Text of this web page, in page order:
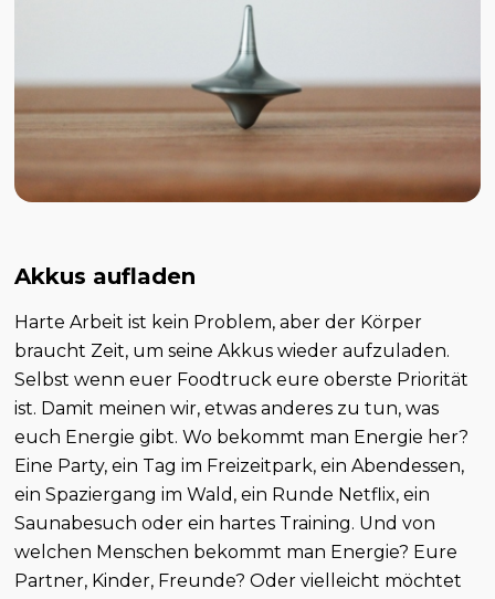
Akkus aufladen
Harte Arbeit ist kein Problem, aber der Körper
braucht Zeit, um seine Akkus wieder aufzuladen.
Selbst wenn euer Foodtruck eure oberste Priorität
ist. Damit meinen wir, etwas anderes zu tun, was
euch Energie gibt. Wo bekommt man Energie her?
Eine Party, ein Tag im Freizeitpark, ein Abendessen,
ein Spaziergang im Wald, ein Runde Netflix, ein
Saunabesuch oder ein hartes Training. Und von
welchen Menschen bekommt man Energie? Eure
Partner, Kinder, Freunde? Oder vielleicht möchtet